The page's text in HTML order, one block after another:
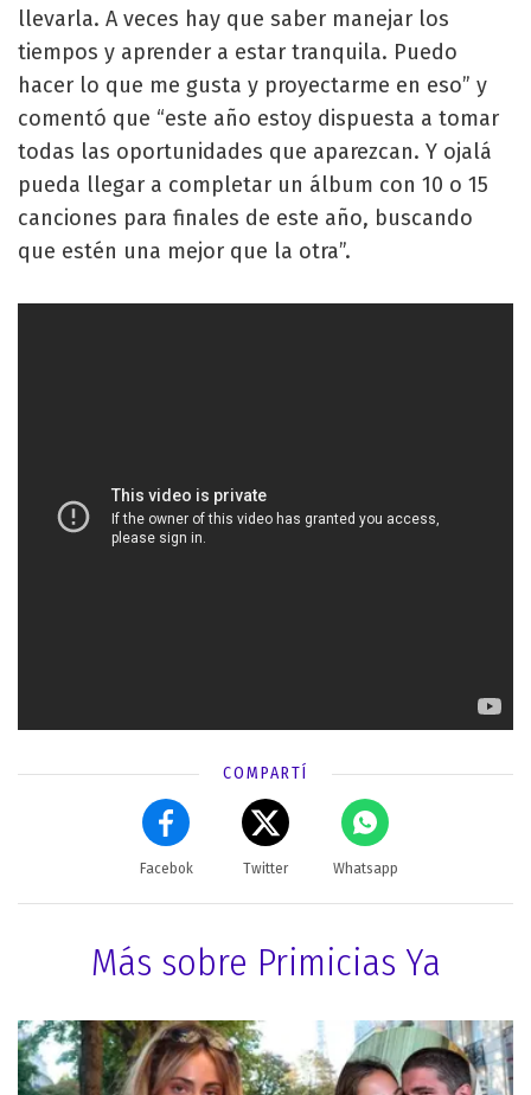
llevarla. A veces hay que saber manejar los
tiempos y aprender a estar tranquila. Puedo
hacer lo que me gusta y proyectarme en eso” y
comentó que “este año estoy dispuesta a tomar
todas las oportunidades que aparezcan. Y ojalá
pueda llegar a completar un álbum con 10 o 15
canciones para finales de este año, buscando
que estén una mejor que la otra”.
COMPARTÍ
Facebok Twitter Whatsapp
Más sobre Primicias Ya